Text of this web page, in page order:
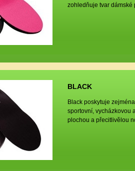
zohledňuje tvar dámské
BLACK
Black poskytuje
sportovní, vycházkovou
plochou a přecitlivělou